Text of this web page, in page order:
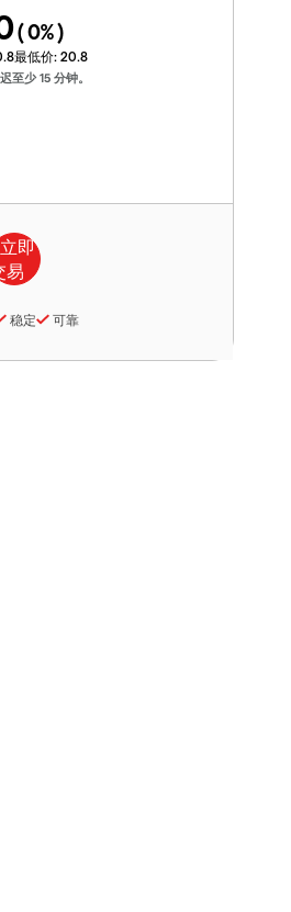
(0%)
最低价: 20.8
至少 15 分钟。
稳定 可靠